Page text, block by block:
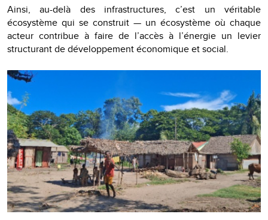
Ainsi, au-delà des infrastructures, c’est un véritable
écosystème qui se construit — un écosystème où chaque
acteur contribue à faire de l’accès à l’énergie un levier
structurant de développement économique et social.